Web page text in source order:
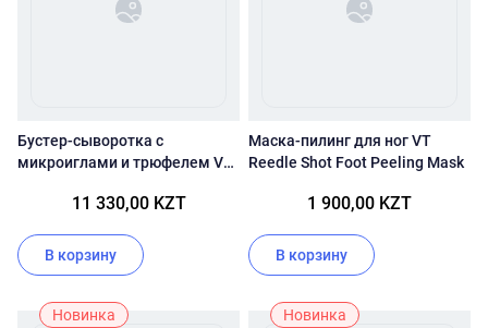
Бустер-сыворотка с
микроиглами и трюфелем VT
Shot 10011 330,00 KZT
В корзину
Маска-пилинг для ног VT
Reedle Shot Foot Peeling Mask
1 900,00 KZT
В корзину
Новинка Новинка